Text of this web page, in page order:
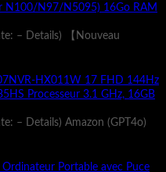
N100/N97/N5095) 16Go RAM
– Details) 【Nouveau
HX011W 17 FHD 144Hz
Processeur 3.1 GHz, 16GB
– Details) Amazon (GPT4o)
Portable avec Puce